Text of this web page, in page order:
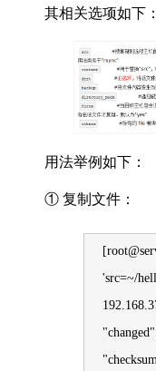
其相关选项如下：
用法举例如下：
① 复制文件：
'src=~/